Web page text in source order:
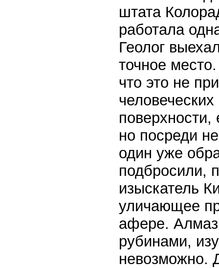
штата
работала
Геолог
точное
что это не
но посреди
один уже
подбросили,
изыскатель
уличающее
афере.
рубинами,
невозможно.